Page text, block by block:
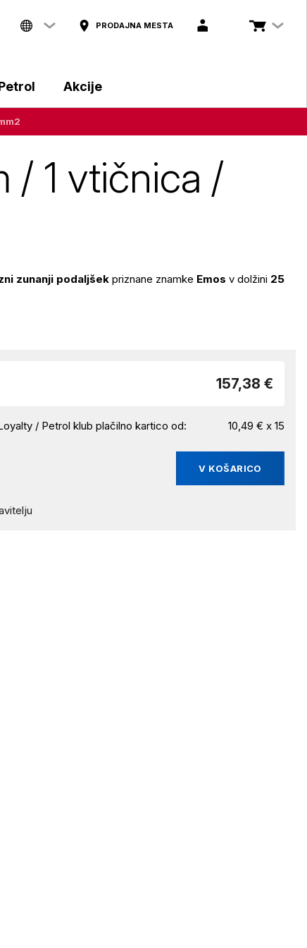
PRODAJNA MESTA
Akcije
/ 1 vtičnica /
zunanji podaljšek priznane znamke Emosv dolžini 25
157,38 €
/ Petrol klub plačilno kartico od: 10,49 € x 15
V KOŠARICO